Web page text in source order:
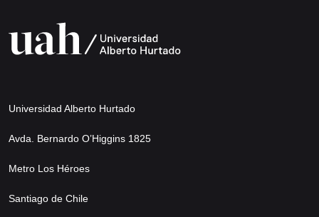
Universidad Alberto Hurtado
Avda. Bernardo O’Higgins 1825
Metro Los Héroes
Santiago de Chile